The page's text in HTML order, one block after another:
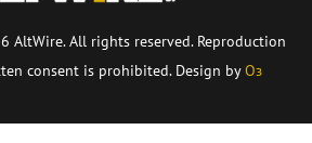
AltWire. All rights reserved. Reproduction
consent is prohibited. Design byОз